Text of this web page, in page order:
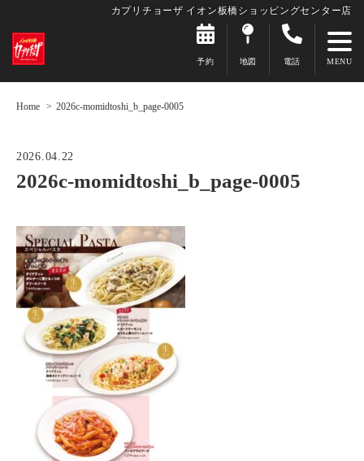
カプリチョーザ イオン板橋ショッピングセンター店
予約 地図 電話
Home 2026c-momidtoshi_b_page-0005
2026.04.22
2026c-momidtoshi_b_page-0005